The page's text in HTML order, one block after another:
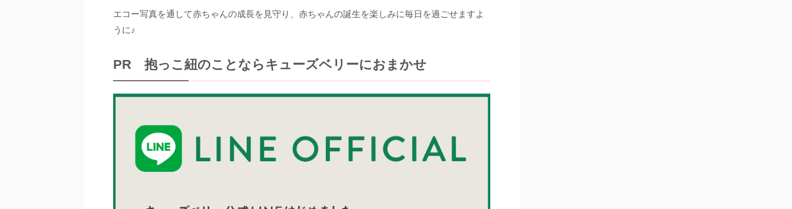
エコー写真を通して赤ちゃんの成長を見守り、赤ちゃんの誕生を楽しみに毎日を過ごせますよ
うに♪
PR 抱っこ紐のことならキューズベリーにおまかせ